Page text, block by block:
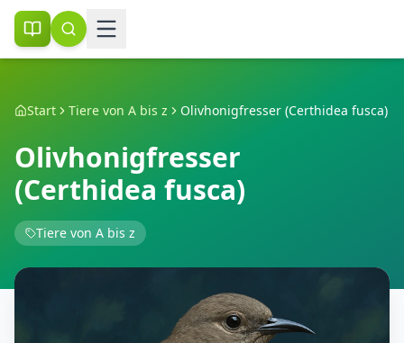
Start Tiere von A bis z Olivhonigfresser (Certhidea fusca)
Olivhonigfresser
(Certhidea fusca)
Tiere von A bis z